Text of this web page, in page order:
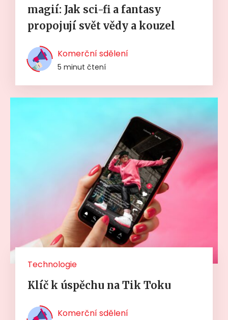
magií: Jak sci-fi a fantasy
propojují svět vědy a kouzel
Komerční sdělení
5 minut čtení
Technologie
Klíč k úspěchu na Tik Toku
Komerční sdělení